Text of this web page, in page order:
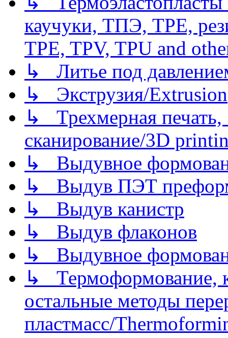
каучуки, ТПЭ, TPE,
TPE, TPV, TPU and
↳ Литье под
↳ Экструзия/Extrusion
↳ Трехмерная
сканирование/3D
↳ Выдувное
↳ Выдув ПЭТ
↳ Выдув канистр
↳ Выдув флаконов
↳ Выдувное
↳ Термоформование,
остальные методы
пластмасс/